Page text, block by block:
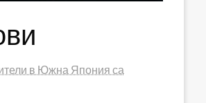
в Южна Япония са